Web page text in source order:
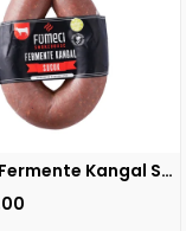
Fümeci Fermente Kangal Sucuk 1 ADET